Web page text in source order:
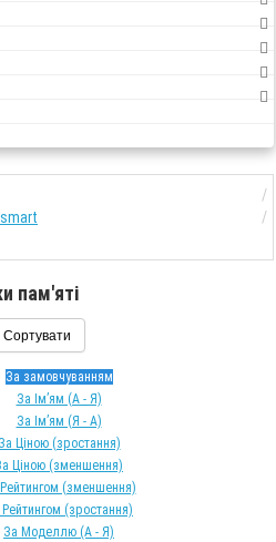
пам'яті
Сортувати
За замовчуванням
За Ім’ям (A - Я)
За Ім’ям (Я - A)
За Ціною (зростання)
Ціною (зменшення)
(зменшення)
(зростання)
За Моделлю (A - Я)